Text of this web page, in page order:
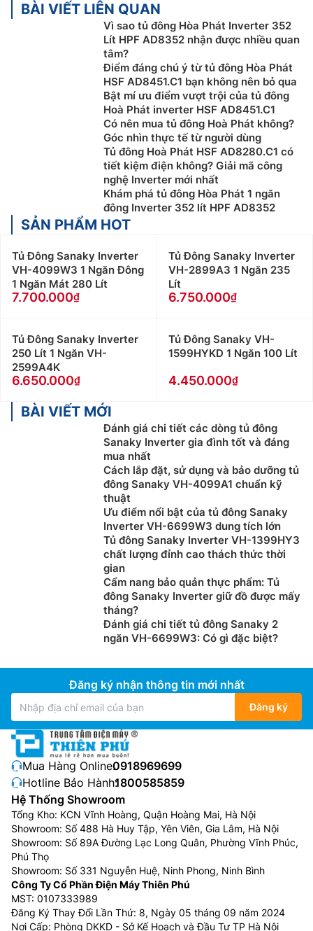
BÀI VIẾT LIÊN QUAN
Vì sao tủ đông Hòa Phát Inverter 352
Lít HPF AD8352 nhận được nhiều quan
tâm?
Điểm đáng chú ý từ tủ đông Hòa Phát
HSF AD8451.C1 bạn không nên bỏ qua
Bật mí ưu điểm vượt trội của tủ đông
Hoà Phát inverter HSF AD8451.C1
Có nên mua tủ đông Hoà Phát không?
Góc nhìn thực tế từ người dùng
Tủ đông Hoà Phát HSF AD8280.C1 có
tiết kiệm điện không? Giải mã công
nghệ Inverter mới nhất
Khám phá tủ đông Hòa Phát 1 ngăn
đông Inverter 352 lít HPF AD8352
SẢN PHẨM HOT
Tủ Đông Sanaky Inverter
VH-4099W3 1 Ngăn Đông
1 Ngăn Mát 280 Lít
7.700.000
Tủ Đông Sanaky Inverter
VH-2899A3 1 Ngăn 235
Lít
6.750.000
Tủ Đông Sanaky Inverter
250 Lít 1 Ngăn VH-
2599A4K
6.650.000
Tủ Đông Sanaky VH-
1599HYKD 1 Ngăn 100 Lít
4.450.000
BÀI VIẾT MỚI
Đánh giá chi tiết các dòng tủ đông
Sanaky Inverter gia đình tốt và đáng
mua nhất
Cách lắp đặt, sử dụng và bảo dưỡng tủ
đông Sanaky VH-4099A1 chuẩn kỹ
thuật
Ưu điểm nổi bật của tủ đông Sanaky
Inverter VH-6699W3 dung tích lớn
Tủ đông Sanaky Inverter VH-1399HY3
chất lượng đỉnh cao thách thức thời
gian
Cẩm nang bảo quản thực phẩm: Tủ
đông Sanaky Inverter giữ đồ được mấy
tháng?
Đánh giá chi tiết tủ đông Sanaky 2
ngăn VH-6699W3: Có gì đặc biệt?
Đăng ký nhận thông tin mới nhất
Đăng ký
Mua Hàng Online:0918969699
Hotline Bảo Hành:1800585859
Hệ Thống Showroom
Tổng Kho: KCN Vĩnh Hoàng, Quận Hoàng Mai, Hà Nội
Showroom: Số 488 Hà Huy Tập, Yên Viên, Gia Lâm, Hà Nội
Showroom: Số 89A Đường Lạc Long Quân, Phường Vĩnh Phúc,
Phú Thọ
Showroom: Số 331 Nguyễn Huệ, Ninh Phong, Ninh Bình
Công Ty Cổ Phần Điện Máy Thiên Phú
MST: 0107333989
Đăng Ký Thay Đổi Lần Thứ: 8, Ngày 05 tháng 09 năm 2024
Nơi Cấp: Phòng DKKD - Sở Kế Hoạch và Đầu Tư TP Hà Nội